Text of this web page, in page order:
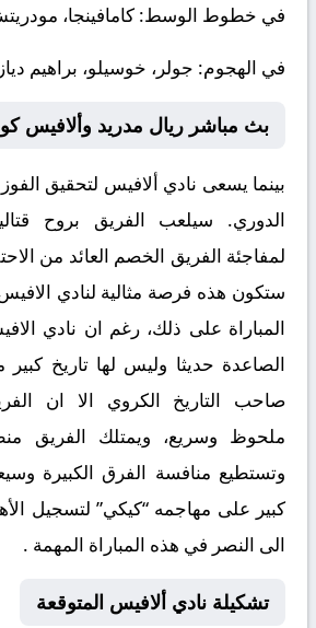
في خطوط الوسط: كامافينجا،
في الهجوم: جولر، خوسيلو، براهيم دياز
بث مباشر ريال مدريد وألافيس
بينما يسعى نادي ألافيس لتحقيق
الدوري. سيلعب الفريق بروح
لمفاجئة الفريق الخصم العائد من
ستكون هذه فرصة مثالية لنادي
المباراة على ذلك، رغم ان نادي
الصاعدة حديثا وليس لها تاريخ كبير
صاحب التاريخ الكروي الا ان
ملحوظ وسريع، ويمتلك الفريق
وتستطيع منافسة الفرق الكبيرة
كبير على مهاجمه “كيكي” لتسجيل
الى النصر في هذه المباراة المهمة .
تشكيلة نادي ألافيس المتوقعة